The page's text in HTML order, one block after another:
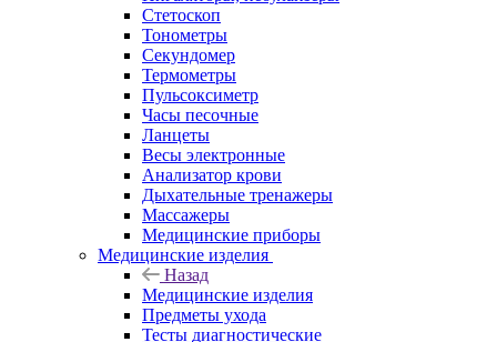
Стетоскоп
Тонометры
Секундомер
Термометры
Пульсоксиметр
Часы песочные
Ланцеты
Весы электронные
Анализатор крови
Дыхательные тренажеры
Массажеры
Медицинские приборы
Медицинские изделия
Назад
Медицинские изделия
Предметы ухода
Тесты диагностические